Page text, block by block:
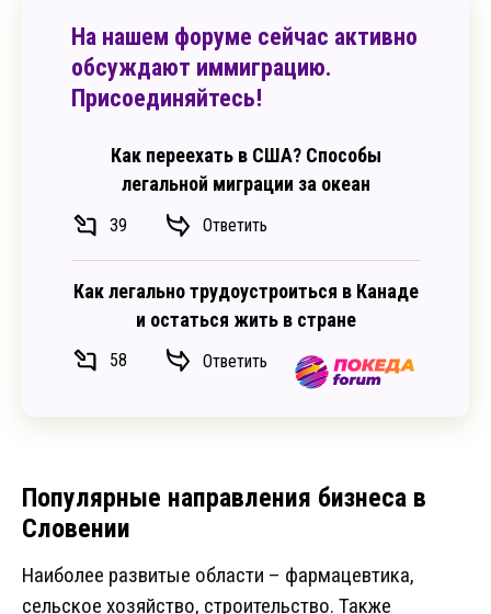
На нашем форуме сейчас активно
обсуждают иммиграцию.
Присоединяйтесь!
Как переехать в США? Способы
легальной миграции за океан
39 Ответить
Как легально трудоустроиться в Канаде
и остаться жить в стране
58 Ответить
Популярные направления бизнеса в
Словении
Наиболее развитые области – фармацевтика,
сельское хозяйство, строительство. Также